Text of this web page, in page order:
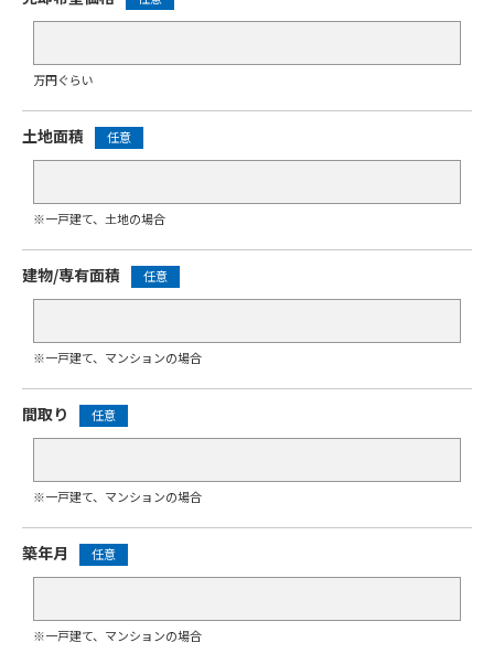
万円ぐらい
土地面積 任意
※一戸建て、土地の場合
建物/専有面積 任意
※一戸建て、マンションの場合
間取り 任意
※一戸建て、マンションの場合
築年月 任意
※一戸建て、マンションの場合